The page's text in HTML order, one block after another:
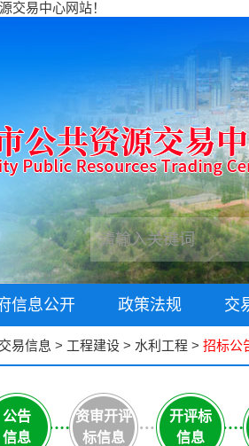
交易中心网站！
信息公开 政策法规 交
交易信息 > 工程建设 > 水利工程 > 招标公
公告
信息
资审开评
标信息
开评标
信息